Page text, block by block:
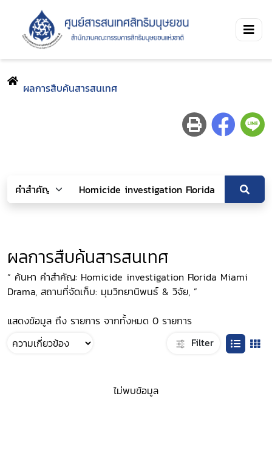
ผลการสืบค้นสารสนเทศ
ผลการสืบค้นสารสนเทศ
“ ค้นหา คำสำคัญ: Homicide investigation Florida Miami
Drama, สถานที่จัดเก็บ: มุมวิทยานิพนธ์ & วิจัย, ”
แสดงข้อมูล ถึง รายการ จากทั้งหมด 0 รายการ
Filter
ไม่พบข้อมูล